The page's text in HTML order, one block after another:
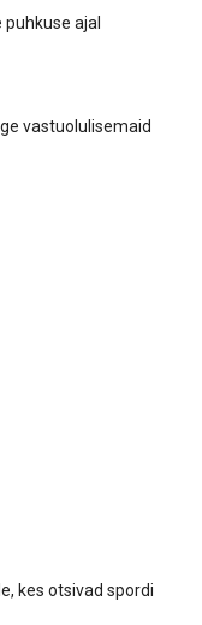
ajal
vastuolulisemaid
kes otsivad spordi